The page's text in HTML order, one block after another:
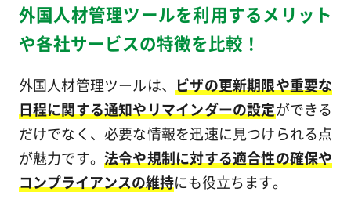
外国人材管理ツールを利用するメリット
や各社サービスの特徴を比較！
外国人材管理ツールは、
ビザの更新期限や重要な
日程に関する通知やリマインダーの設定ができる
だけでなく、必要な情報を迅速に見つけられる点
が魅力です。法令や規制に対する適合性の確保や
コンプライアンスの維持にも役立ちます。